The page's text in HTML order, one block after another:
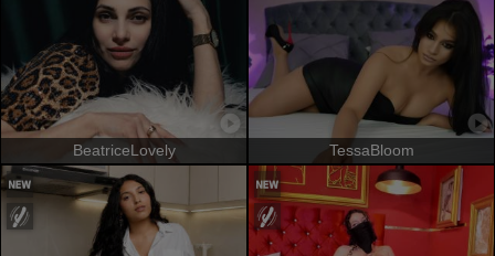
BeatriceLovely TessaBloom